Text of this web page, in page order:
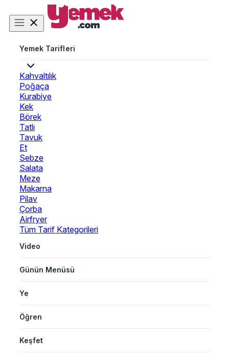
Yemek Tarifleri
Kahvaltılık
Poğaça
Kurabiye
Kek
Börek
Tatlı
Tavuk
Et
Sebze
Salata
Meze
Makarna
Pilav
Çorba
Airfryer
Tüm Tarif Kategorileri
Video
Günün Menüsü
Ye
Öğren
Keşfet